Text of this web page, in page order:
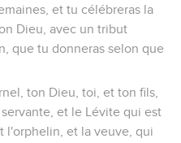
et tu célébreras la
Dieu, avec un tribut
que tu donneras selon que
ton Dieu, toi, et ton fils,
et le Lévite qui est
l'orphelin, et la veuve, qui